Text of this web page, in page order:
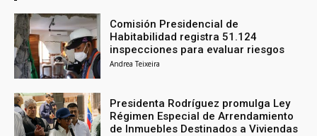
Comisión Presidencial de
Habitabilidad registra 51.124
inspecciones para evaluar riesgos
Andrea Teixeira
Presidenta Rodríguez promulga Ley
Régimen Especial de Arrendamiento
de Inmuebles Destinados a Viviendas